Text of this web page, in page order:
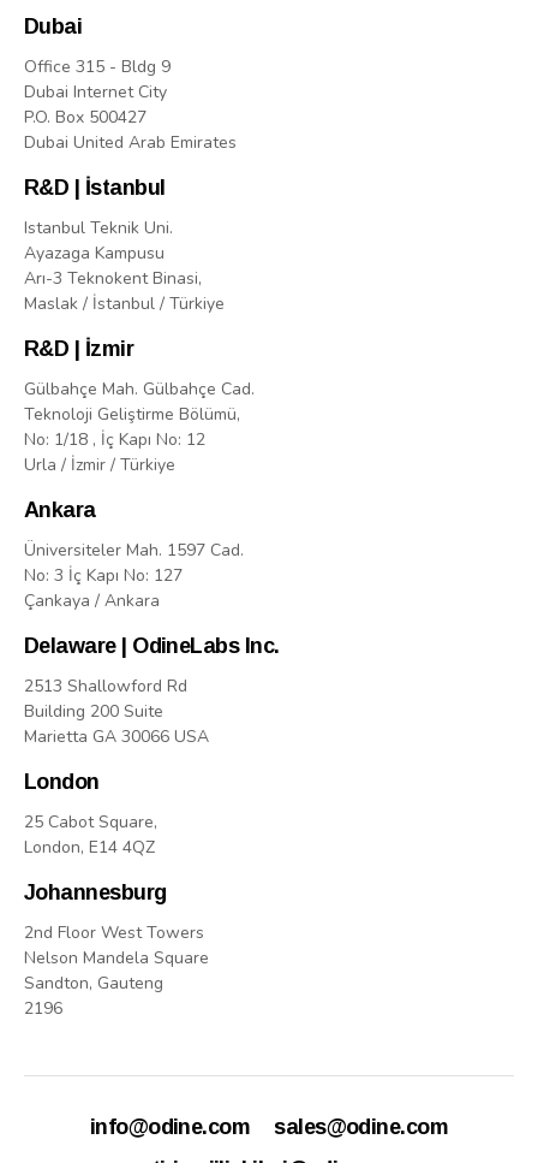
Dubai
Office 315 - Bldg 9
Dubai Internet City
P.O. Box 500427
Dubai United Arab Emirates
R&D | İstanbul
Istanbul Teknik Uni.
Ayazaga Kampusu
Arı-3 Teknokent Binasi,
Maslak / İstanbul / Türkiye
R&D | İzmir
Gülbahçe Mah. Gülbahçe Cad.
Teknoloji Geliştirme Bölümü,
No: 1/18 , İç Kapı No: 12
Urla / İzmir / Türkiye
Ankara
Üniversiteler Mah. 1597 Cad.
No: 3 İç Kapı No: 127
Çankaya / Ankara
Delaware | OdineLabs Inc.
2513 Shallowford Rd
Building 200 Suite
Marietta GA 30066 USA
London
25 Cabot Square,
London, E14 4QZ
Johannesburg
2nd Floor West Towers
Nelson Mandela Square
Sandton, Gauteng
2196
info@odine.com
sales@odine.com